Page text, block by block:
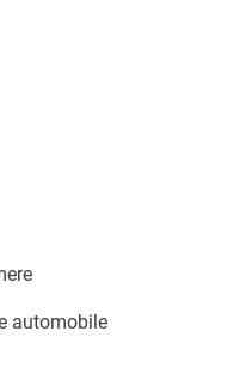
automobile